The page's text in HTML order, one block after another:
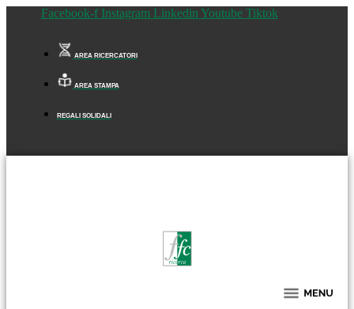
Facebook-f Instagram Linkedin Youtube Tiktok
AREA RICERCATORI
AREA STAMPA
REGALI SOLIDALI